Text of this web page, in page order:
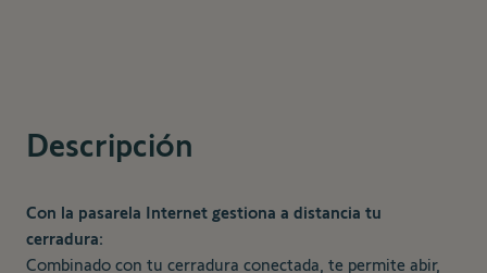
Descripción
Con la pasarela Internet gestiona a distancia tu
cerradura:
Combinado con tu cerradura conectada, te permite abir,